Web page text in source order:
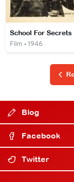
School For Secrets
Film • 1946
Blog
Facebook
Twitter